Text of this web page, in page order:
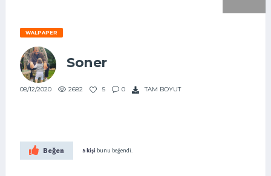
WALPAPER
Soner
08/12/2020 2682 5 0 TAM BOYUT
Beğen 5 kişi bunu beğendi.